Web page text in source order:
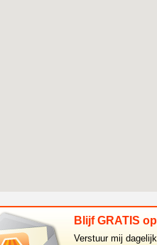
Blijf GRATIS
Verstuur mij